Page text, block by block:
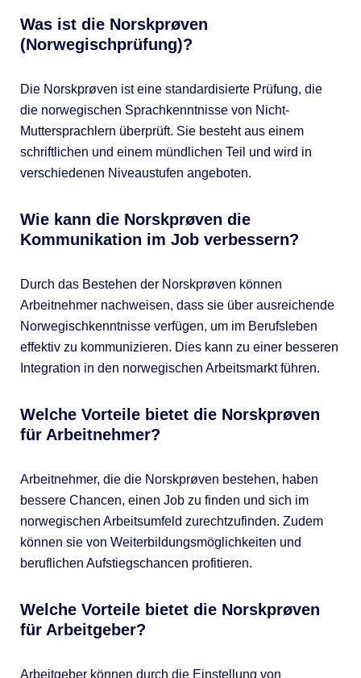
Was ist die Norskprøven
(Norwegischprüfung)?
Die Norskprøven ist eine standardisierte Prüfung, die
die norwegischen Sprachkenntnisse von Nicht-
Muttersprachlern überprüft. Sie besteht aus einem
schriftlichen und einem mündlichen Teil und wird in
verschiedenen Niveaustufen angeboten.
Wie kann die Norskprøven die
Kommunikation im Job verbessern?
Durch das Bestehen der Norskprøven können
Arbeitnehmer nachweisen, dass sie über ausreichende
Norwegischkenntnisse verfügen, um im Berufsleben
effektiv zu kommunizieren. Dies kann zu einer besseren
Integration in den norwegischen Arbeitsmarkt führen.
Welche Vorteile bietet die Norskprøven
für Arbeitnehmer?
Arbeitnehmer, die die Norskprøven bestehen, haben
bessere Chancen, einen Job zu finden und sich im
norwegischen Arbeitsumfeld zurechtzufinden. Zudem
können sie von Weiterbildungsmöglichkeiten und
beruflichen Aufstiegschancen profitieren.
Welche Vorteile bietet die Norskprøven
für Arbeitgeber?
Arbeitgeber können durch die Einstellung von